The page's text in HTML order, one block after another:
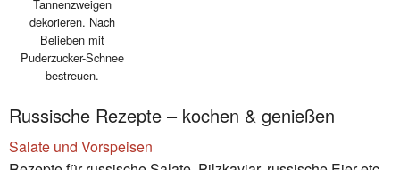
Tannenzweigen
dekorieren. Nach
Belieben mit
Puderzucker-Schnee
bestreuen.
Russische Rezepte – kochen & genießen
Salate und Vorspeisen